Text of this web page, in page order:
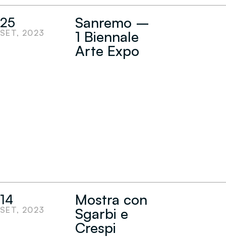
25
SET, 2023
Sanremo –
1 Biennale
Arte Expo
14
SET, 2023
Mostra con
Sgarbi e
Crespi